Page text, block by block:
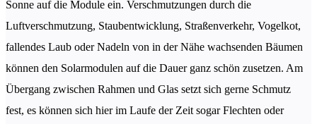
Sonne auf die Module ein. Verschmutzungen durch die
Luftverschmutzung, Staubentwicklung, Straßenverkehr, Vogelkot,
fallendes Laub oder Nadeln von in der Nähe wachsenden Bäumen
können den Solarmodulen auf die Dauer ganz schön zusetzen. Am
Übergang zwischen Rahmen und Glas setzt sich gerne Schmutz
fest, es können sich hier im Laufe der Zeit sogar Flechten oder